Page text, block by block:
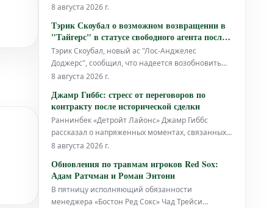
звезда питчер Хантер Грин готовится к операции
стала частичный разрыв связки, как сообщает
Бриттани Гироли из The Athletic.
8 августа 2026 г.
Тэрик Скоубал о возможном возвращении в
"Тайгерс" в статусе свободного агента после
громкого обмена в "Доджерс"
Тэрик Скоубал, новый ас "Лос-Анджелес
Доджерс", сообщил, что надеется возобновить
переговоры по контракту с "Детройт Тайгерс" по
осенью.
8 августа 2026 г.
Джамр Гиббс: стресс от переговоров по
контракту после исторической сделки
Раннинбек «Детройт Лайонс» Джамр Гиббс
рассказал о напряженных моментах, связанных с
переговорами по своему контракту. Это
историческое соглашение, которое сделало его
самым высокооплачиваемым раннинбеком в
НФЛ, как сообщает ESPN.
8 августа 2026 г.
Обновления по травмам игроков Red Sox:
Адам Ратчман и Роман Энтони
В пятницу исполняющий обязанности
менеджера «Бостон Ред Сокс» Чад Трейси